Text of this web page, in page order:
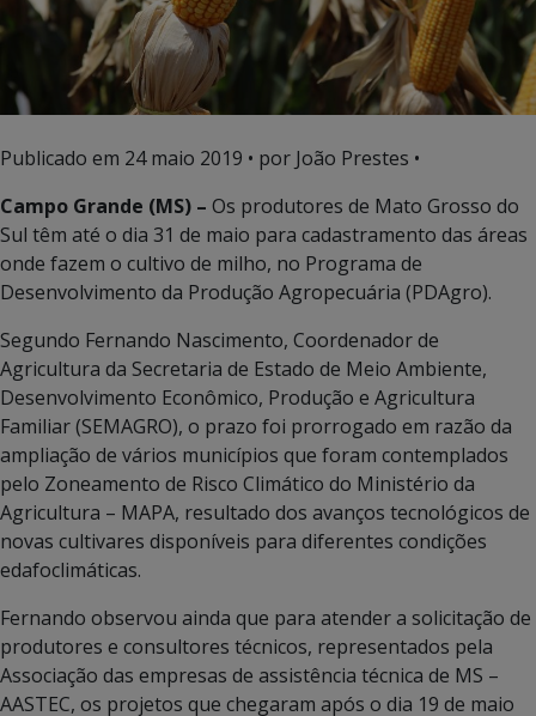
Publicado em 24 maio 2019 • por João Prestes •
Campo Grande (MS) – Os produtores de Mato Grosso do
Sul têm até o dia 31 de maio para cadastramento das áreas
onde fazem o cultivo de milho, no Programa de
Desenvolvimento da Produção Agropecuária (PDAgro).
Segundo Fernando Nascimento, Coordenador de
Agricultura da Secretaria de Estado de Meio Ambiente,
Desenvolvimento Econômico, Produção e Agricultura
Familiar (SEMAGRO), o prazo foi prorrogado em razão da
ampliação de vários municípios que foram contemplados
pelo Zoneamento de Risco Climático do Ministério da
Agricultura – MAPA, resultado dos avanços tecnológicos de
novas cultivares disponíveis para diferentes condições
edafoclimáticas.
Fernando observou ainda que para atender a solicitação de
produtores e consultores técnicos, representados pela
Associação das empresas de assistência técnica de MS –
AASTEC, os projetos que chegaram após o dia 19 de maio